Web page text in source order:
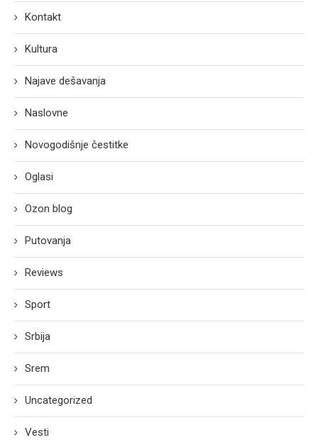
Kontakt
Kultura
Najave dešavanja
Naslovne
Novogodišnje čestitke
Oglasi
Ozon blog
Putovanja
Reviews
Sport
Srbija
Srem
Uncategorized
Vesti